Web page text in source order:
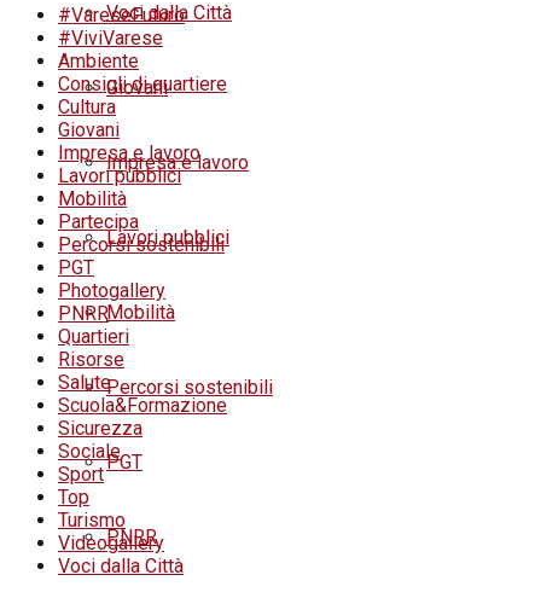
Voci dalla Città
Giovani
Impresa e lavoro
Lavori pubblici
Mobilità
Percorsi sostenibili
PGT
PNRR
#VareseFuturo
#ViviVarese
Ambiente
Consigli di quartiere
Cultura
Giovani
Impresa e lavoro
Lavori pubblici
Mobilità
Partecipa
Percorsi sostenibili
PGT
Photogallery
PNRR
Quartieri
Risorse
Salute
Scuola&Formazione
Sicurezza
Sociale
Sport
Top
Turismo
Videogallery
Voci dalla Città